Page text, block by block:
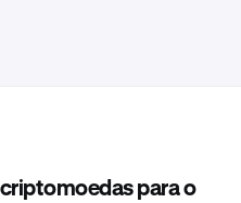
para o